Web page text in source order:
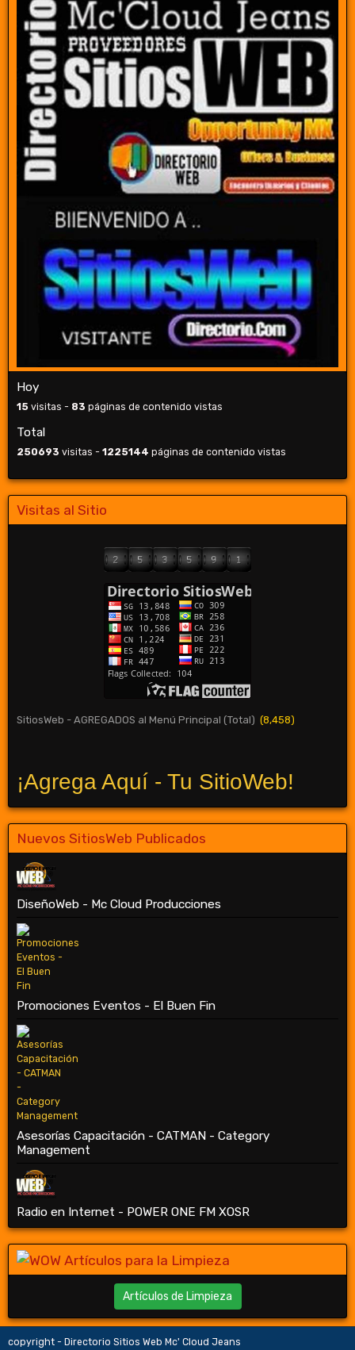
Hoy
15 visitas - 83 páginas de contenido vistas
Total
250693 visitas - 1225144 páginas de contenido vistas
Visitas al Sitio
SitiosWeb - AGREGADOS al Menú Principal (Total) (8,458)
¡Agrega Aquí - Tu SitioWeb!
Nuevos SitiosWeb Publicados
DiseñoWeb - Mc Cloud Producciones
Promociones Eventos - El Buen Fin
Asesorías Capacitación - CATMAN - Category
Management
Radio en Internet - POWER ONE FM XOSR
Artículos de Limpieza
copyright - Directorio Sitios Web Mc' Cloud Jeans